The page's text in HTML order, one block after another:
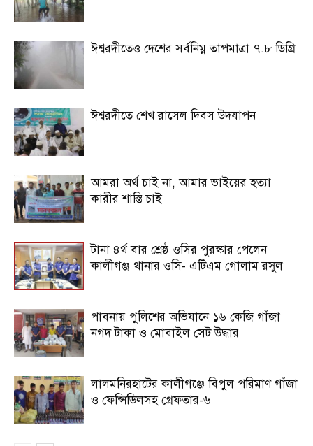
ঈশ্বরদীতেও দেশের সর্বনিম্ন তাপমাত্রা ৭.৮ ডিগ্রি
ঈশ্বরদীতে শেখ রাসেল দিবস উদযাপন
আমরা অর্থ চাই না, আমার ভাইয়ের হত্যা
কারীর শাস্তি চাই
টানা ৪র্থ বার শ্রেষ্ঠ ওসির পুরস্কার পেলেন
কালীগঞ্জ থানার ওসি- এটিএম গোলাম রসুল
পাবনায় পুলিশের অভিযানে ১৬ কেজি গাঁজা
নগদ টাকা ও মোবাইল সেট উদ্ধার
লালমনিরহাটের কালীগঞ্জে বিপুল পরিমাণ গাঁজা
ও ফেন্সিডিলসহ গ্রেফতার-৬